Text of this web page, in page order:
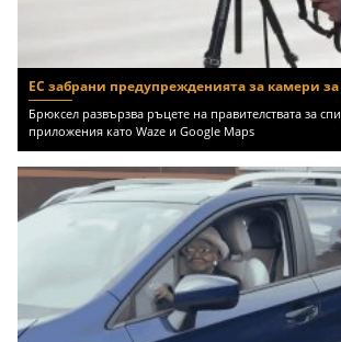
ЕС забрани предупрежденията за камери за
Брюксел развързва ръцете на правителствата за
приложения като Waze и Google Maps